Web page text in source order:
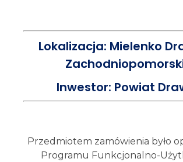
Lokalizacja: Mielenko
Inwestor: Powiat
Przedmiotem zamówienia było
Programu Funkcjonalno-